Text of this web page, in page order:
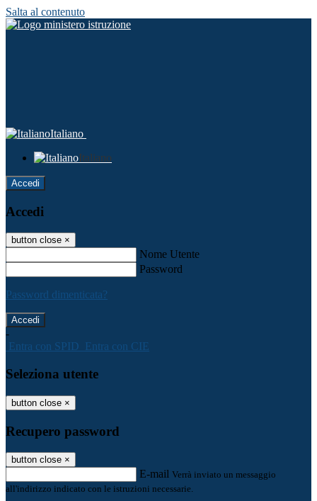
Salta al contenuto
Italiano
Italiano
Accedi
Accedi
button close ×
Nome Utente
Password
Password dimenticata?
-
Entra con SPID Entra con CIE
Seleziona utente
button close ×
Recupero password
button close ×
E-mail Verrà inviato un messaggio
all'indirizzo indicato con le istruzioni necessarie.